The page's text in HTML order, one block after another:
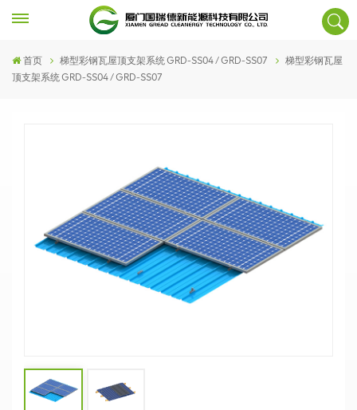
首页 梯型彩钢瓦屋顶支架系统 GRD-SS04 / GRD-SS07
梯型彩钢瓦屋
顶支架系统 GRD-SS04 / GRD-SS07